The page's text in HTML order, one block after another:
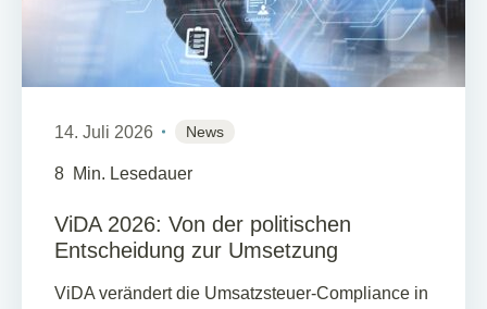
14. Juli 2026 News
8 Min. Lesedauer
ViDA 2026: Von der politischen
Entscheidung zur Umsetzung
ViDA verändert die Umsatzsteuer-Compliance in